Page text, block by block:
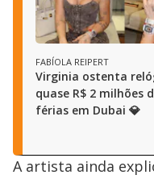
FABÍOLA REIPERT
Virginia ostenta
quase R$ 2 milhões
férias em Dubai 💎
A artista ainda